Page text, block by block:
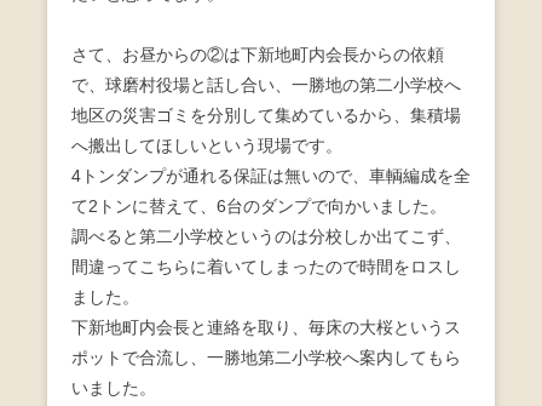
さて、お昼からの②は下新地町内会長からの依頼
で、球磨村役場と話し合い、一勝地の第二小学校へ
地区の災害ゴミを分別して集めているから、集積場
へ搬出してほしいという現場です。
4トンダンプが通れる保証は無いので、車輌編成を全
て2トンに替えて、6台のダンプで向かいました。
調べると第二小学校というのは分校しか出てこず、
間違ってこちらに着いてしまったので時間をロスし
ました。
下新地町内会長と連絡を取り、毎床の大桜というス
ポットで合流し、一勝地第二小学校へ案内してもら
いました。